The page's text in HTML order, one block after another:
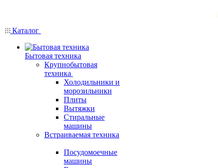
Каталог
Бытовая техника
Крупнобытовая
техника
Холодильники и
морозильники
Плиты
Вытяжки
Стиральные
машины
Встраиваемая техника
Посудомоечные
машины